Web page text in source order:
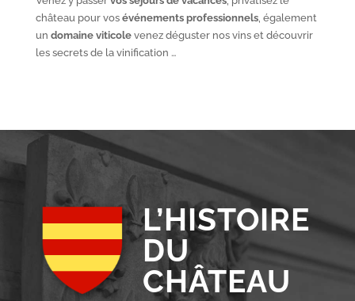
château pour vos événements professionnels, également
un domaine viticolevenez déguster nos vins et découvrir
les secrets de la vinification …
L’HISTOIRE
DU
CHÂTEAU